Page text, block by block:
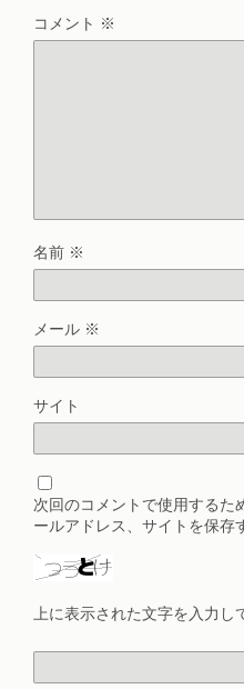
コメント ※
名前 ※
メール ※
サイト
次回のコメントで使用するた
ールアドレス、サイトを保存
上に表示された文字を入力し